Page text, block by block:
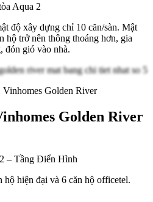
Aqua 2
độ xây dựng chỉ 10 căn/sàn. Mật
hộ trở nên thông thoáng hơn, gia
đón gió vào nhà.
Vinhomes Golden River
Golden River
– Tầng Điển Hình
hộ hiện đại và 6 căn hộ officetel.